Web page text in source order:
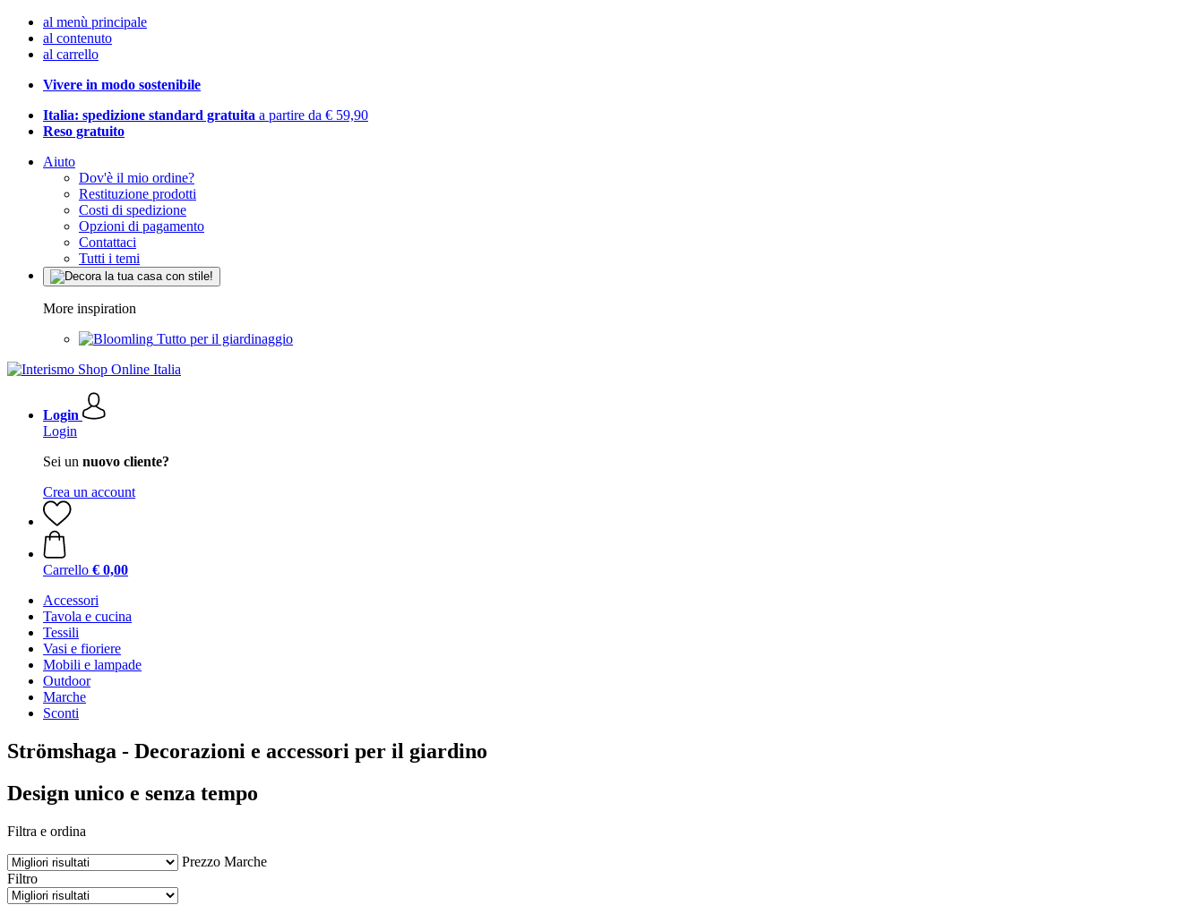
al menù principale
al contenuto
al carrello
Vivere in modo sostenibile
Italia: spedizione standard gratuita a partire da € 59,90
Reso gratuito
Aiuto
Dov'è il mio ordine?
Restituzione prodotti
Costi di spedizione
Opzioni di pagamento
Contattaci
Tutti i temi
More inspiration
Tutto per il giardinaggio
Login
Login
Sei un nuovo cliente?
Crea un account
Carrello € 0,00
Accessori
Tavola e cucina
Tessili
Vasi e fioriere
Mobili e lampade
Outdoor
Marche
Sconti
Strömshaga - Decorazioni e accessori per il giardino
Design unico e senza tempo
Filtra e ordina
Prezzo Marche
Filtro